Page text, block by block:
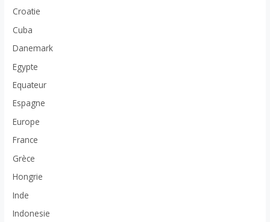
Croatie
Cuba
Danemark
Egypte
Equateur
Espagne
Europe
France
Grèce
Hongrie
Inde
Indonesie